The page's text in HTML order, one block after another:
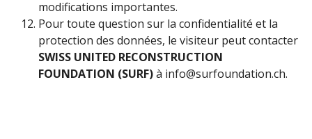
modifications importantes.
Pour toute question sur la confidentialité et la
protection des données, le visiteur peut contacter
SWISS UNITED RECONSTRUCTION
FOUNDATION (SURF)à info@surfoundation.ch.